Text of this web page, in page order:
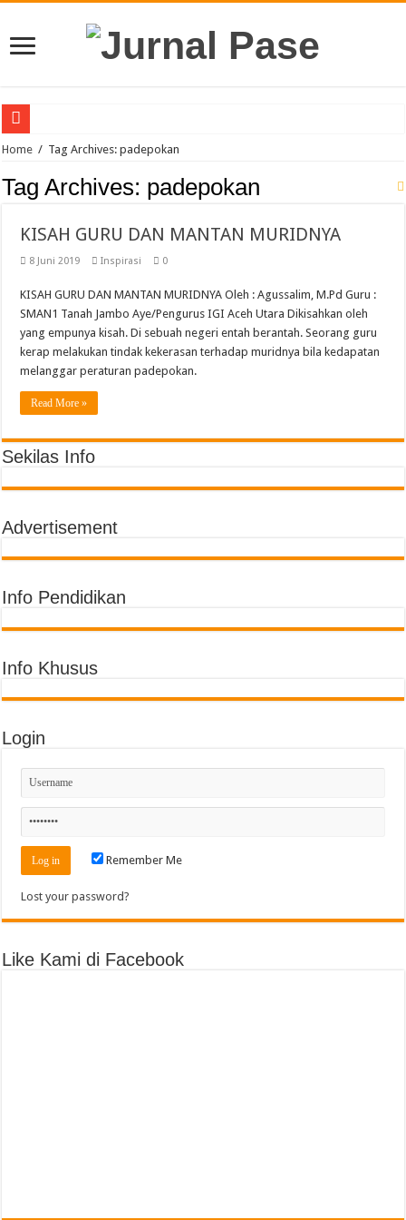
Puluhan Guru Berkumpul di TPN XIII Aceh Utara, Kacabdin Tekankan Cetak
Sinergi Bareng TNI/Polri, MPLS SMAN 1 Matangkuli Tanamkan Disiplin dan
Siswi SMA Unggul Cut Nyak Dhien Langsa Raih Beasiswa Penuh ke Tiongkok
Guru PJOK SMAN 1 Calang Raih Juara II Nasional Kempo 2026
7 Siswa SMAN 1 Dewantara Lolos ke OSN Provinsi, Siap Harumkan Aceh Utara
SLB YBSM Banda Aceh Raih Juara Umum di Acara Kontes Sekolah
Bidang Literasi IGI Aceh Timur Raih Penghargaan Buku Etnik Nusantara
SMAN Unggul Aceh Timur Terima Penghargaan Sekolah Adiwiyata Tingkat
Semarak Pembagian Rapor di MIN 11 Banda Aceh: Penghargaan Prestasi,
Home / Tag Archives: padepokan
Tag Archives: padepokan
KISAH GURU DAN MANTAN MURIDNYA
8 Juni 2019 Inspirasi 0
KISAH GURU DAN MANTAN MURIDNYA Oleh : Agussalim, M.Pd Guru :
SMAN1 Tanah Jambo Aye/Pengurus IGI Aceh Utara Dikisahkan oleh
yang empunya kisah. Di sebuah negeri entah berantah. Seorang guru
kerap melakukan tindak kekerasan terhadap muridnya bila kedapatan
melanggar peraturan padepokan.
Read More »
Sekilas Info
Advertisement
Info Pendidikan
Info Khusus
Login
Remember Me
Lost your password?
Like Kami di Facebook